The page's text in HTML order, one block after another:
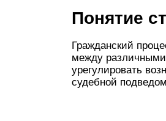
Понятие
Гражданский
между различными
урегулировать
судебной